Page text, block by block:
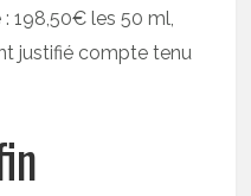
198,50€ les 50 ml,
justifié compte tenu